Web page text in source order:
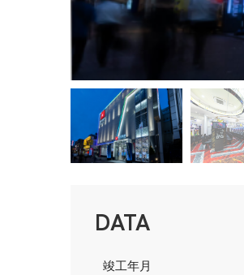
DATA
竣工年月